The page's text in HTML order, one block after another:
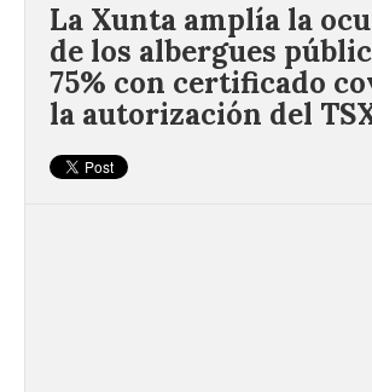
La Xunta amplía la
de los albergues
75% con certificado
la autorización del